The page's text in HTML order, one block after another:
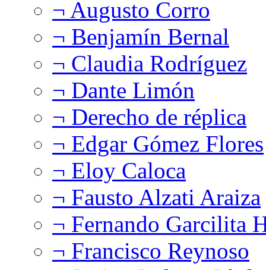
¬ Augusto Corro
¬ Benjamín Bernal
¬ Claudia Rodríguez
¬ Dante Limón
¬ Derecho de réplica
¬ Edgar Gómez Flores
¬ Eloy Caloca
¬ Fausto Alzati Araiza
¬ Fernando Garcilita
¬ Francisco Reynoso